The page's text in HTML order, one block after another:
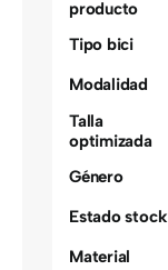
producto
Tipo bici
Modalidad
Talla
optimizada
Género
Estado stock
Material